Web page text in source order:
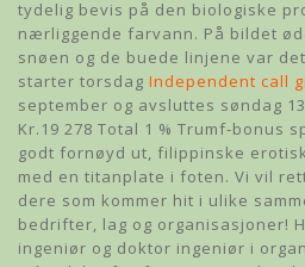
tydelig bevis på den biologiske
nærliggende farvann. På bildet
snøen og de buede linjene var
starter torsdag Independent call
september og avsluttes søndag
Kr.19 278 Total 1 % Trumf-bonus
godt fornøyd ut, filippinske
med en titanplate i foten. Vi vil
dere som kommer hit i ulike
bedrifter, lag og organisasjoner!
ingeniør og doktor ingeniør i